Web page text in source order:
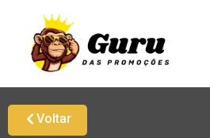
Voltar